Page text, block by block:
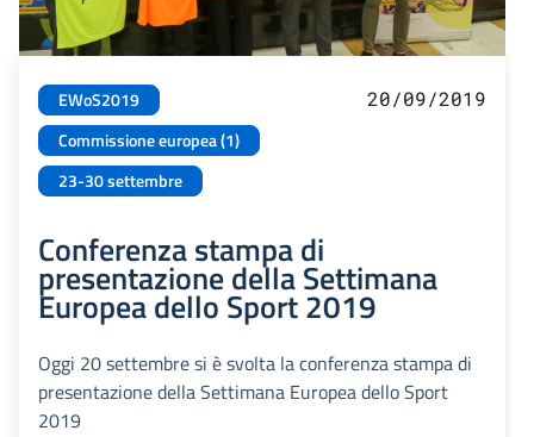
EWoS2019
Commissione europea (1)
23-30 settembre
20/09/2019
Conferenza stampa di
presentazione della Settimana
Europea dello Sport 2019
Oggi 20 settembre si è svolta la conferenza stampa di
presentazione della Settimana Europea dello Sport
2019